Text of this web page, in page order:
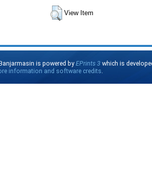
View Item
is powered byEPrints 3 which is
information and software credits.